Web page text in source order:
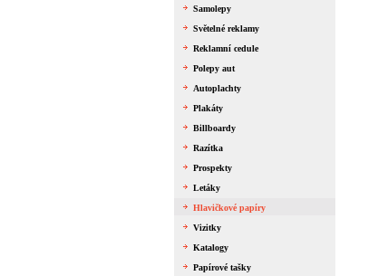
Samolepy
Světelné reklamy
Reklamní cedule
Polepy aut
Autoplachty
Plakáty
Billboardy
Razítka
Prospekty
Letáky
Hlavičkové papíry
Vizitky
Katalogy
Papírové tašky